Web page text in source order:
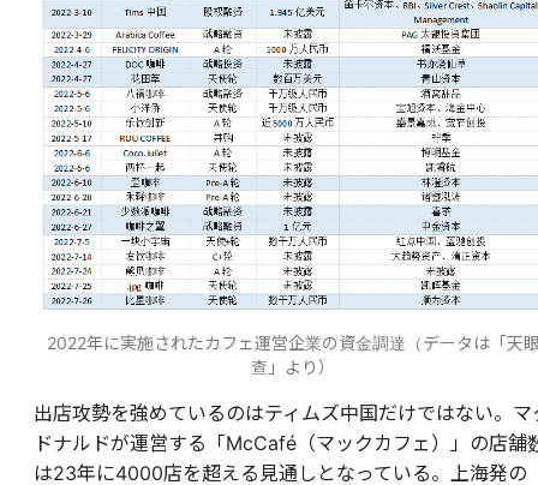
2022年に実施されたカフェ運営企業の資金調達（データは「天
查」より）
出店攻勢を強めているのはティムズ中国だけではない。マ
ドナルドが運営する「McCafé（マックカフェ）」の店舗
は23年に4000店を超える見通しとなっている。上海発の